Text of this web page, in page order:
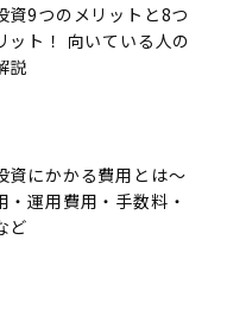
資9つのメリットと8つ
ット！ 向いている人の
説
資にかかる費用とは〜
・運用費用・手数料・
ど